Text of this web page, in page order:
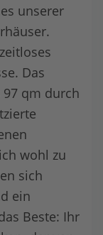
unserer
Das
qm durch
wohl zu
sich
ein
Beste: Ihr